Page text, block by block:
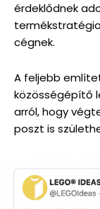
érdeklődnek
cégnek.
A feljebb
közösségépítő
arról, hogy
poszt is